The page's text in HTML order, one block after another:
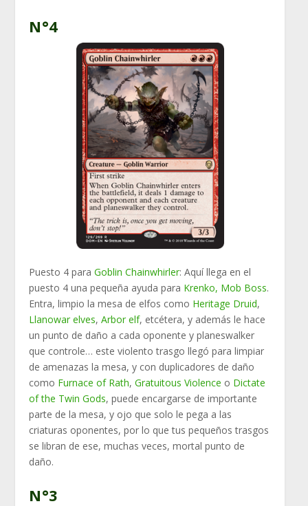
N°4
Puesto 4 paraGoblin Chainwhirler: Aquí llega en el
puesto 4 una pequeña ayuda para Krenko, Mob Boss.
Entra, limpio la mesa de elfos como Heritage Druid,
Llanowar elves,Arbor elf, etcétera, y además le hace
un punto de daño a cada oponente y planeswalker
que controle… este violento trasgo llegó para limpiar
de amenazas la mesa, y con duplicadores de daño
como Furnace of Rath,Gratuitous Violence o Dictate
of the Twin Gods, puede encargarse de importante
parte de la mesa, y ojo que solo le pega a las
criaturas oponentes, por lo que tus pequeños trasgos
se libran de ese, muchas veces, mortal punto de
daño.
N°3